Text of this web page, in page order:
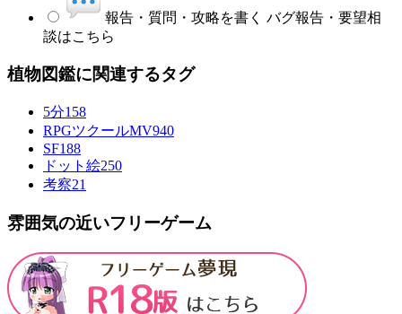
報告・質問・攻略を書く バグ報告・要望相
談はこちら
植物図鑑に関連するタグ
5分158
RPGツクールMV940
SF188
ドット絵250
考察21
雰囲気の近いフリーゲーム